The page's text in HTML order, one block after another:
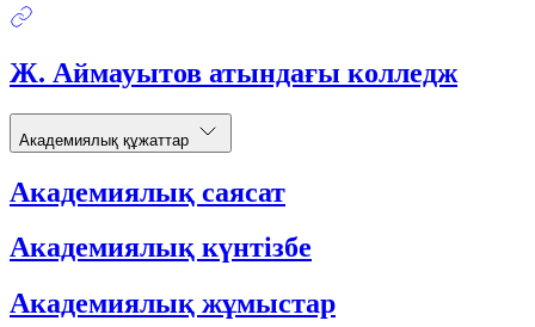
Ж. Аймауытов атындағы колледж
Академиялық құжаттар
Академиялық саясат
Академиялық күнтізбе
Академиялық жұмыстар